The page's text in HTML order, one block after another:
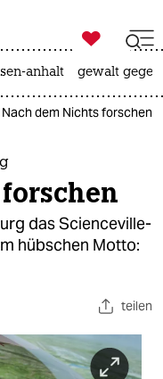

taz zahl ich
anhalt gewalt
dem Nichts forschen
das Scienceville-
hübschen Motto:
teilen